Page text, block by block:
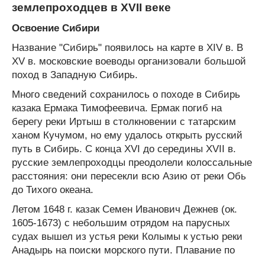
землепроходцев в XVII веке
Освоение Сибири
Название "Сибирь" появилось на карте в XIV в. В
XV в. московские воеводы организовали большой
поход в Западную Сибирь.
Много сведений сохранилось о походе в Сибирь
казака Ермака Тимофеевича. Ермак погиб на
берегу реки Иртыш в столкновении с татарским
ханом Кучумом, но ему удалось открыть русский
путь в Сибирь. С конца XVI до середины XVII в.
русские землепроходцы преодолели колоссальные
расстояния: они пересекли всю Азию от реки Обь
до Тихого океана.
Летом 1648 г. казак Семен Иванович Дежнев (ок.
1605-1673) с небольшим отрядом на парусных
судах вышел из устья реки Колымы к устью реки
Анадырь на поиски морского пути. Плавание по